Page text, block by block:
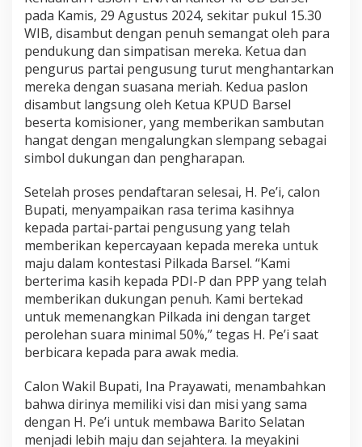
a
f
t
a
r
D
i
P
U
B
r
t
o
S
e
a
t
a
n
pada Kamis, 29 Agustus 2024, sekitar pukul 15.30
WIB, disambut dengan penuh semangat oleh para
pendukung dan simpatisan mereka. Ketua dan
pengurus partai pengusung turut menghantarkan
mereka dengan suasana meriah. Kedua paslon
disambut langsung oleh Ketua KPUD Barsel
beserta komisioner, yang memberikan sambutan
hangat dengan mengalungkan slempang sebagai
simbol dukungan dan pengharapan.
Setelah proses pendaftaran selesai, H. Pe’i, calon
Bupati, menyampaikan rasa terima kasihnya
kepada partai-partai pengusung yang telah
memberikan kepercayaan kepada mereka untuk
maju dalam kontestasi Pilkada Barsel. “Kami
berterima kasih kepada PDI-P dan PPP yang telah
memberikan dukungan penuh. Kami bertekad
untuk memenangkan Pilkada ini dengan target
perolehan suara minimal 50%,” tegas H. Pe’i saat
berbicara kepada para awak media.
Calon Wakil Bupati, Ina Prayawati, menambahkan
bahwa dirinya memiliki visi dan misi yang sama
dengan H. Pe’i untuk membawa Barito Selatan
menjadi lebih maju dan sejahtera. Ia meyakini